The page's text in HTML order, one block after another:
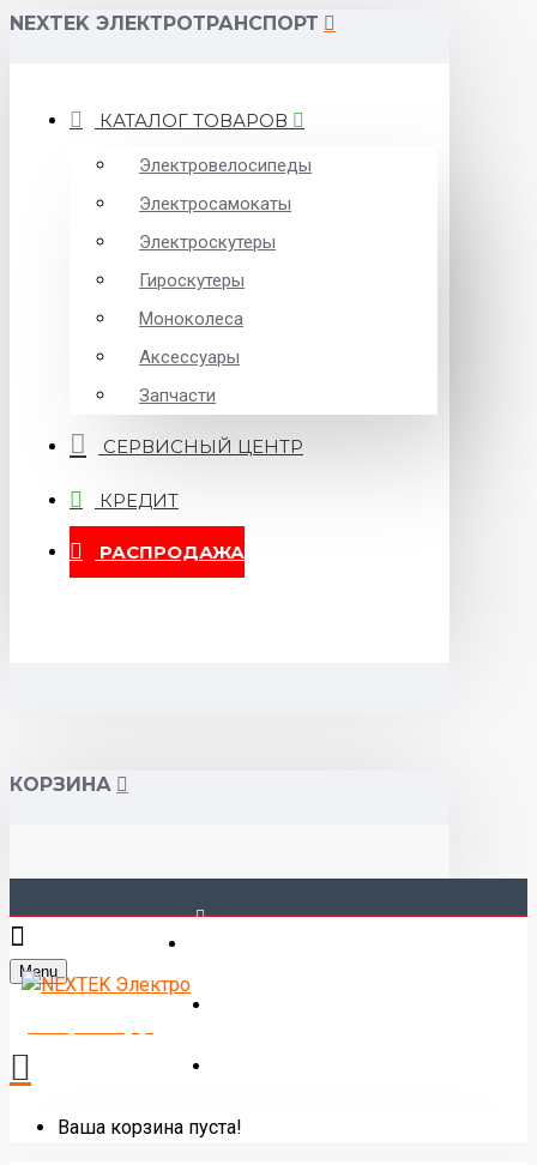
NEXTEK ЭЛЕКТРОТРАНСПОРТ
КАТАЛОГ ТОВАРОВ
Электровелосипеды
Электросамокаты
Электроскутеры
Гироскутеры
Моноколеса
Аксессуары
Запчасти
СЕРВИСНЫЙ ЦЕНТР
КРЕДИТ
РАСПРОДАЖА
КОРЗИНА
Menu
Ваша корзина пуста!